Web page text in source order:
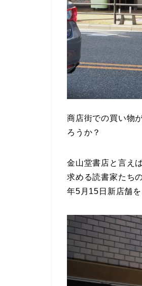
商店街での買い物
ろうか？
金山堂書店と言え
求める読書家たち
年5月15日新店舗を